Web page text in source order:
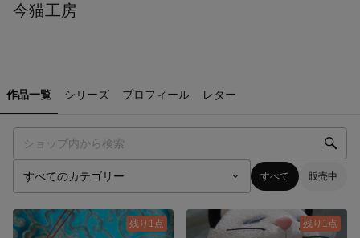
今猫工房
作品一覧 シリーズ プロフィール レター
すべて 販売中
残り1点 残り1点